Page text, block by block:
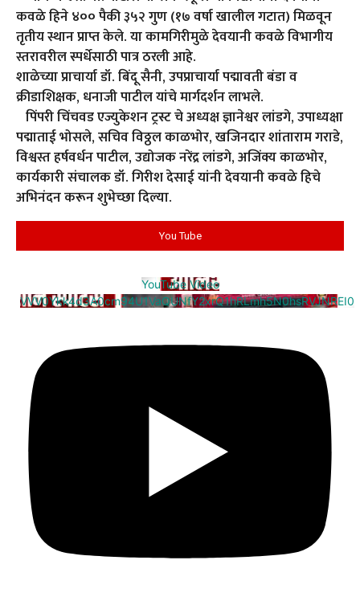
कवळे हिने ४०० पैकी ३५२ गुण (१७ वर्षा खालील गटात) मिळवून
तृतीय स्थान प्राप्त केले. या कामगिरीमुळे देवयानी कवळे विभागीय
स्तरावरील स्पर्धेसाठी पात्र ठरली आहे.
शाळेच्या प्राचार्या डॉ. बिंदू सैनी, उपप्राचार्या पद्मावती बंडा व
क्रीडाशिक्षक, धनाजी पाटील यांचे मार्गदर्शन लाभले.
पिंपरी चिंचवड एज्युकेशन ट्रस्ट चे अध्यक्ष ज्ञानेश्वर लांडगे, उपाध्यक्षा
पद्माताई भोसले, सचिव विठ्ठल काळभोर, खजिनदार शांताराम गराडे,
विश्वस्त हर्षवर्धन पाटील, उद्योजक नरेंद्र लांडगे, अजिंक्य काळभोर,
कार्यकारी संचालक डॉ. गिरीश देसाई यांनी देवयानी कवळे हिचे
अभिनंदन करून शुभेच्छा दिल्या.
You Tube
YouTube Video
VVV0Ykk4d3A0cm94U1VaQUNfY2xrQ1hRLmh5N0hsRVJNREI0